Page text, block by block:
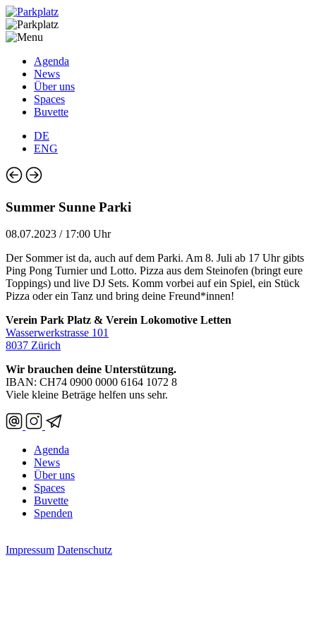
Agenda
News
Über uns
Spaces
Buvette
DE
ENG
Summer Sunne Parki
08.07.2023 / 17:00 Uhr
Der Sommer ist da, auch auf dem Parki. Am 8. Juli ab 17 Uhr gibts
Ping Pong Turnier und Lotto. Pizza aus dem Steinofen (bringt eure
Toppings) und live DJ Sets. Komm vorbei auf ein Spiel, ein Stück
Pizza oder ein Tanz und bring deine Freund*innen!
Verein Park Platz & Verein Lokomotive Letten
Wasserwerkstrasse 101
8037 Zürich
Wir brauchen deine Unterstützung.
IBAN: CH74 0900 0000 6164 1072 8
Viele kleine Beträge helfen uns sehr.
Agenda
News
Über uns
Spaces
Buvette
Spenden
Impressum Datenschutz